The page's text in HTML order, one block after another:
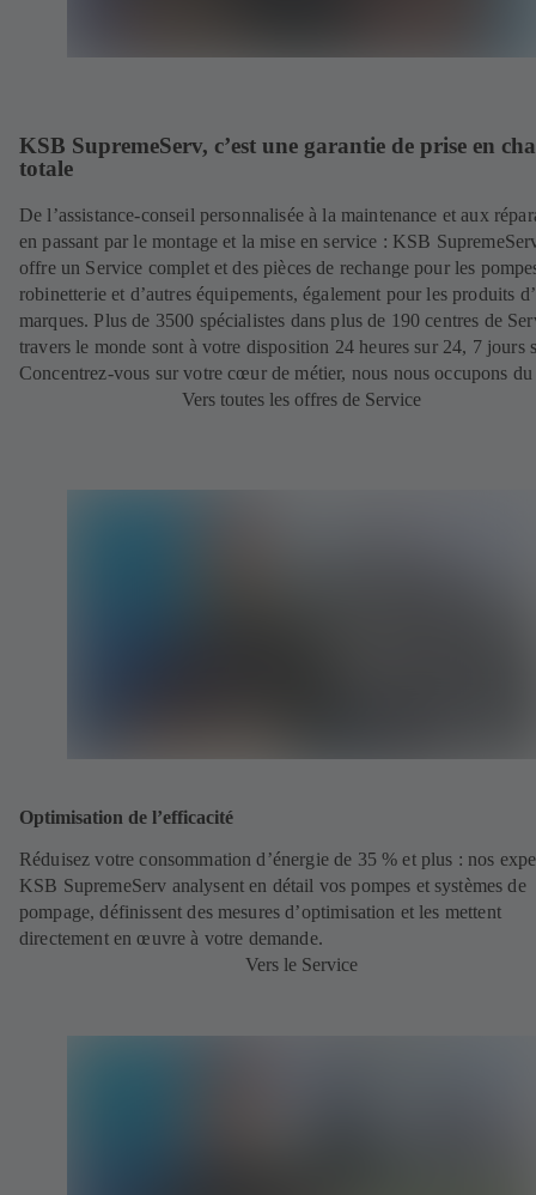
KSB SupremeServ, c’est une garantie de prise en
totale
De l’assistance-conseil personnalisée à la maintenance et aux
en passant par le montage et la mise en service : KSB
offre un Service complet et des pièces de rechange pour les
robinetterie et d’autres équipements, également pour les produits
marques. Plus de 3500 spécialistes dans plus de 190 centres de
travers le monde sont à votre disposition 24 heures sur 24, 7 jours
Concentrez-vous sur votre cœur de métier, nous nous occupons du
Vers toutes les offres de Service
Optimisation de l’efficacité
Réduisez votre consommation d’énergie de 35 % et plus : nos
KSB SupremeServ analysent en détail vos pompes et systèmes de
pompage, définissent des mesures d’optimisation et les mettent
directement en œuvre à votre demande.
Vers le Service